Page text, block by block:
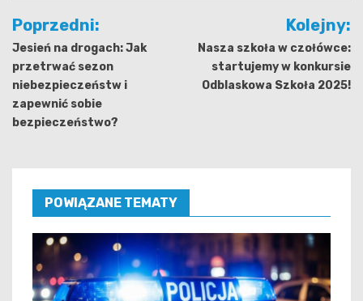
Nawigacja
wpisu
Poprzedni:
Jesień na drogach: Jak
przetrwać sezon
niebezpieczeństw i
zapewnić sobie
bezpieczeństwo?
Kolejny:
Nasza szkoła w czołówce:
startujemy w konkursie
Odblaskowa Szkoła 2025!
POWIĄZANE TEMATY